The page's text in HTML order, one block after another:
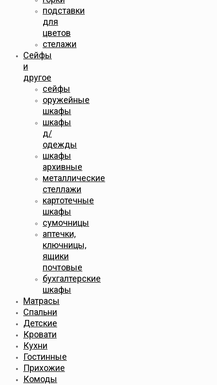
подставки
для
цветов
стелажи
Сейфы
и
другое
сейфы
оружейные
шкафы
шкафы
д/
одежды
шкафы
архивные
металлические
стеллажи
картотечные
шкафы
сумочницы
аптечки,
ключницы,
ящики
почтовые
бухгалтерские
шкафы
Матрасы
Спальни
Детские
Кровати
Кухни
Гостинные
Прихожие
Комоды